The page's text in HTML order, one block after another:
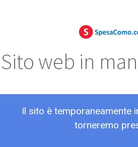
Sito web in
Il sito è temporaneamente
torneremo